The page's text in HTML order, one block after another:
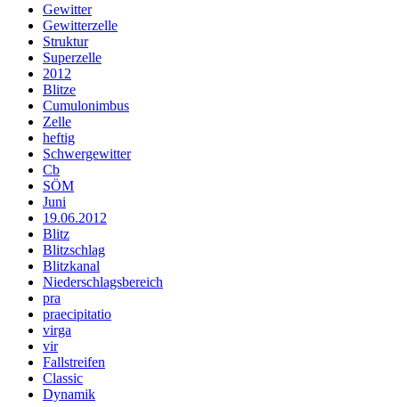
Gewitter
Gewitterzelle
Struktur
Superzelle
2012
Blitze
Cumulonimbus
Zelle
heftig
Schwergewitter
Cb
SÖM
Juni
19.06.2012
Blitz
Blitzschlag
Blitzkanal
Niederschlagsbereich
pra
praecipitatio
virga
vir
Fallstreifen
Classic
Dynamik